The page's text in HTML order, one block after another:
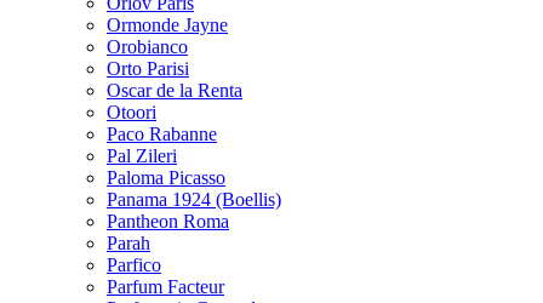
Ormonde Jayne
Orobianco
Orto Parisi
Oscar de la Renta
Otoori
Paco Rabanne
Pal Zileri
Paloma Picasso
Panama 1924 (Boellis)
Pantheon Roma
Parah
Parfico
Parfum Facteur